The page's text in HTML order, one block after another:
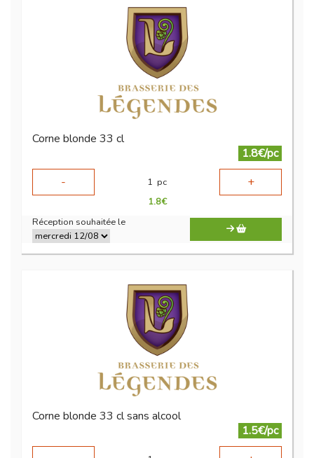
Corne blonde 33 cl
1.8€/pc
-
1 pc +
1.8€
Réception souhaitée le
Corne blonde 33 cl sans alcool
1.5€/pc